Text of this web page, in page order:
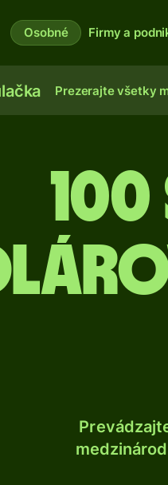
Osobné Firmy a
Prezerajte všetky